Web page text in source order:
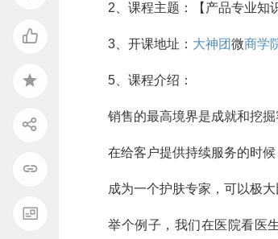
2、课程主题：【产品专业知
3、开课地址： 大神团微商学
5、课程介绍：
销售的最高境界是成就和挖掘
在给客户提供持续服务的时
成为一个护肤专家，可以极
举个例子，我们在医院看医